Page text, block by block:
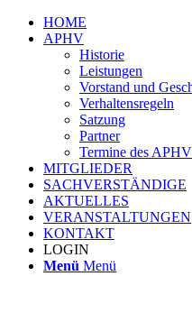
HOME
APHV
Historie
Leistungen
Vorstand und
Verhaltensregeln
Satzung
Partner
Termine des
MITGLIEDER
SACHVERSTÄNDIGE
AKTUELLES
VERANSTALTUNGEN
KONTAKT
LOGIN
Menü Menü